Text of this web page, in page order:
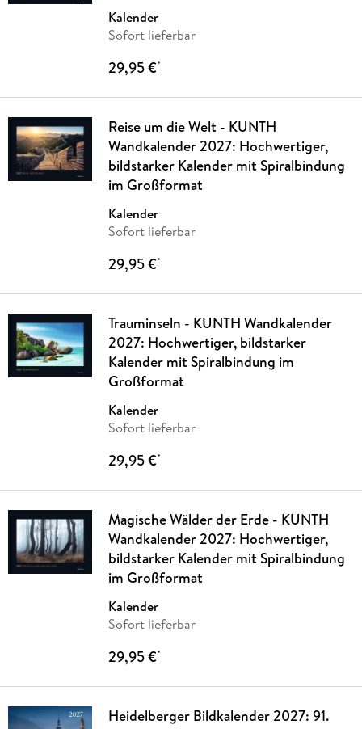
Kalender
Sofort lieferbar
29,95 €*
Reise um die Welt - KUNTH
Wandkalender 2027: Hochwertiger,
bildstarker Kalender mit Spiralbindung
im Großformat
Kalender
Sofort lieferbar
29,95 €*
Trauminseln - KUNTH Wandkalender
2027: Hochwertiger, bildstarker
Kalender mit Spiralbindung im
Großformat
Kalender
Sofort lieferbar
29,95 €*
Magische Wälder der Erde - KUNTH
Wandkalender 2027: Hochwertiger,
bildstarker Kalender mit Spiralbindung
im Großformat
Kalender
Sofort lieferbar
29,95 €*
Heidelberger Bildkalender 2027: 91.